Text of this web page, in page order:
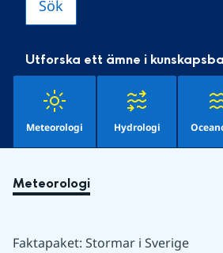
Utforska ett ämne i
Meteorologi Hydrologi
Meteorologi
Faktapaket: Stormar i Sverige